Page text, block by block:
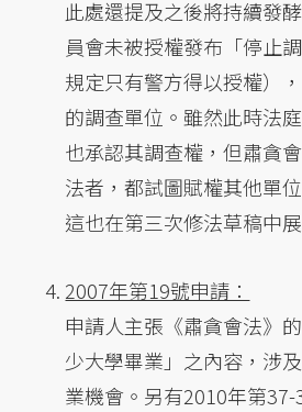
此處還提及之後將持續
員會未被授權發布「停止
規定只有警方得以授權）
的調查單位。雖然此時法
也承認其調查權，但肅貪
法者，都試圖賦權其他單
這也在第三次修法草稿中
2007年第19號申請：
申請人主張《肅貪會法》
少大學畢業」之內容，涉
業機會。另有2010年第